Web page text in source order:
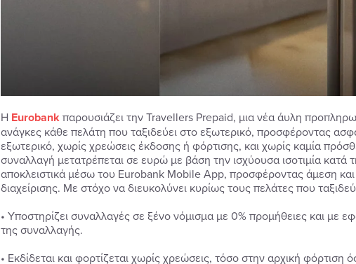
Η Eurobankπαρουσιάζει την Travellers Prepaid, μια νέα άυλη
ανάγκες κάθε πελάτη που ταξιδεύει στο εξωτερικό, προσφέροντας
εξωτερικό, χωρίς χρεώσεις έκδοσης ή φόρτισης, και χωρίς καμία
συναλλαγή μετατρέπεται σε ευρώ με βάση την ισχύουσα ισοτιμία κατά
αποκλειστικά μέσω του Eurobank Mobile App, προσφέροντας άμεση
διαχείρισης. Με στόχο να διευκολύνει κυρίως τους πελάτες που
• Υποστηρίζει συναλλαγές σε ξένο νόμισμα με 0% προμήθειες και με
της συναλλαγής.
• Εκδίδεται και φορτίζεται χωρίς χρεώσεις, τόσο στην αρχική φόρτιση